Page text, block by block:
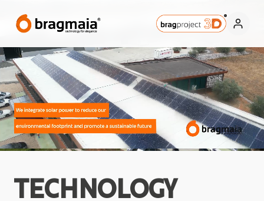
TECHNOLOGY